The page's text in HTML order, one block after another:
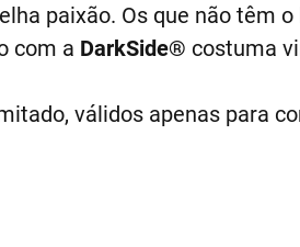
paixão. Os que não têm
com a DarkSide® costuma
válidos apenas para